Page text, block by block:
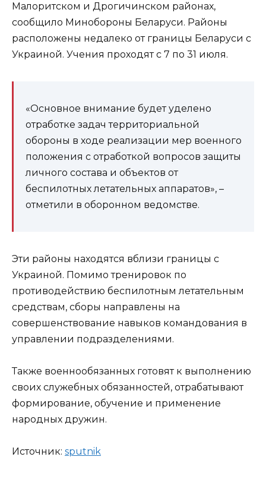
Малоритском и Дрогичинском районах,
сообщило Минобороны Беларуси. Районы
расположены недалеко от границы Беларуси с
Украиной. Учения проходят с 7 по 31 июля.
«Основное внимание будет уделено
отработке задач территориальной
обороны в ходе реализации мер военного
положения с отработкой вопросов защиты
личного состава и объектов от
беспилотных летательных аппаратов», –
отметили в оборонном ведомстве.
Эти районы находятся вблизи границы с
Украиной. Помимо тренировок по
противодействию беспилотным летательным
средствам, сборы направлены на
совершенствование навыков командования в
управлении подразделениями.
Также военнообязанных готовят к выполнению
своих служебных обязанностей, отрабатывают
формирование, обучение и применение
народных дружин.
Источник: sput­nik